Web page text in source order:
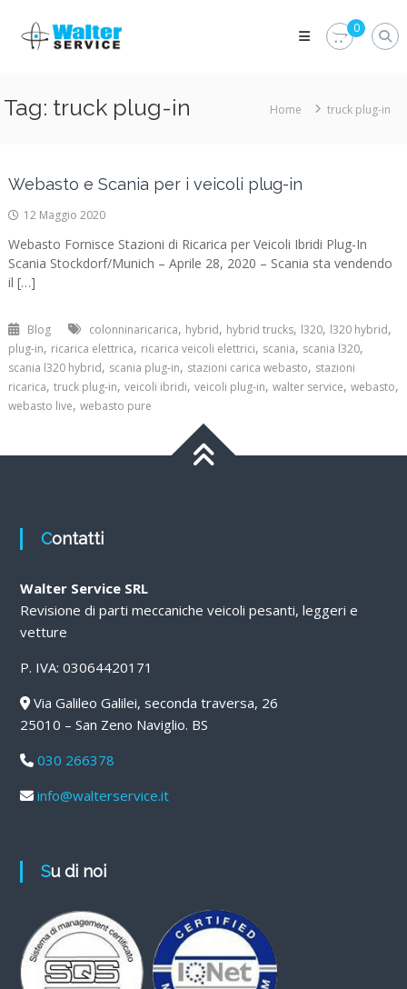
content
Walter
Service
parti
veicolo?
Vieni
alla
Service
Srl
0
Tag: truck plug-in Home truck plug-in
Webasto e Scania per i veicoli plug-in
12 Maggio 2020
Webasto Fornisce Stazioni di Ricarica per Veicoli Ibridi Plug-In
Scania Stockdorf/Munich – Aprile 28, 2020 – Scania sta vendendo
il […]
Blog colonninaricarica, hybrid, hybrid trucks, l320, l320 hybrid,
plug-in, ricarica elettrica, ricarica veicoli elettrici, scania, scania l320,
scania l320 hybrid, scania plug-in, stazioni carica webasto, stazioni
ricarica, truck plug-in, veicoli ibridi, veicoli plug-in, walter service, webasto,
webasto live, webasto pure
Contatti
Walter Service SRL
Revisione di parti meccaniche veicoli pesanti, leggeri e
vetture
P. IVA: 03064420171
Via Galileo Galilei, seconda traversa, 26
25010 – San Zeno Naviglio. BS
030 266378
info@walterservice.it
Su di noi